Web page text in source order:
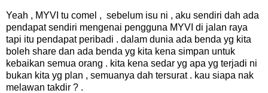
Yeah , MYVI tu comel , sebelum isu ni , aku sendiri dah ada
pendapat sendiri mengenai pengguna MYVI di jalan raya
tapi itu pendapat peribadi . dalam dunia ada benda yg kita
boleh share dan ada benda yg kita kena simpan untuk
kebaikan semua orang . kita kena sedar yg apa yg terjadi ni
bukan kita yg plan , semuanya dah tersurat . kau siapa nak
melawan takdir ? .